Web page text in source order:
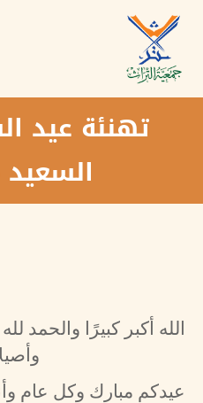
المحتوى
الرئيسي
تهنئة عيد
السعيد 1445هـ
الله أكبر كبيرًا والحمد
عيدكم مبارك وكل عام